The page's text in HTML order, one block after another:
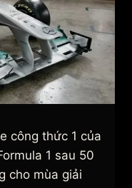
công thức 1 của
1 sau 50
cho mùa giải